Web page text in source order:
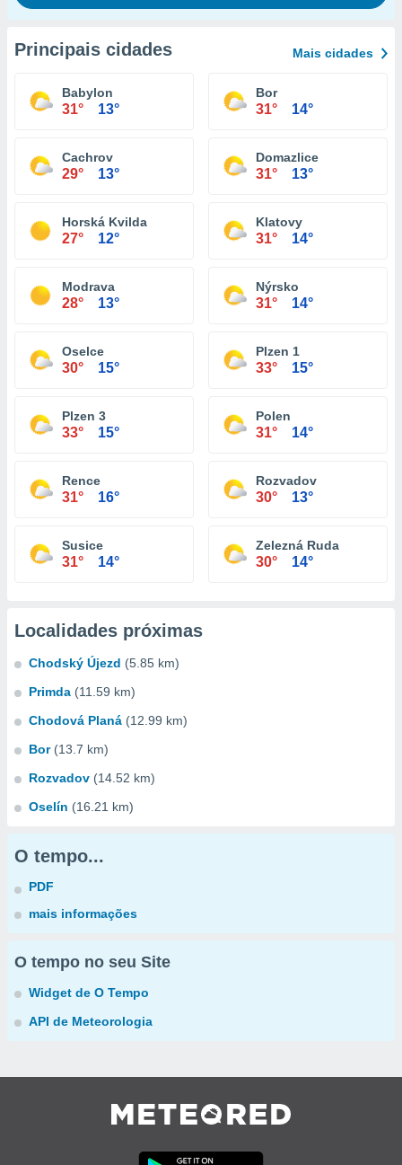
Principais cidades Mais cidades
Babylon
31° 13°
Bor
31° 14°
Cachrov
29° 13°
Domazlice
31° 13°
Horská Kvilda
27° 12°
Klatovy
31° 14°
Modrava
28° 13°
Nýrsko
31° 14°
Oselce
30° 15°
Plzen 1
33° 15°
Plzen 3
33° 15°
Polen
31° 14°
Rence
31° 16°
Rozvadov
30° 13°
Susice
31° 14°
Zelezná Ruda
30° 14°
Localidades próximas
Chodský Újezd (5.85 km)
Primda (11.59 km)
Chodová Planá (12.99 km)
Bor (13.7 km)
Rozvadov (14.52 km)
Oselín (16.21 km)
O tempo...
PDF
mais informações
O tempo no seu Site
Widget de O Tempo
API de Meteorologia